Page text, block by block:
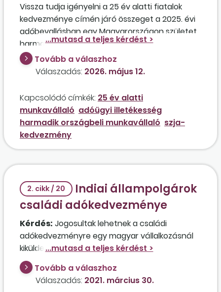
Vissza tudja igényelni a 25 év alatti fiatalok
kedvezménye címén járó összeget a 2025. évi
adóbevallásban egy Magyarországon született
harmadik országbeli állampolgár, aki rendelkezik
magyar adó- és tajszámmal? Az Szja-tv. 29/F.
§-ának (6) bekezdése szerint 2025. január 1-
és a Magyarországgal határos nem EGT-
államok állampolgárai érvényesíthetik, a
munkavállaló viszont azt az információt kapta
az adóhivatalnál, hogy az szja-kedvezmény
igénybevételénél nem az állampolgárság,
Tovább a válaszhoz
Válaszadás: 2026. május 12.
Kapcsolódó címkék: 25 év alatti
munkavállaló adóügyi illetékesség
harmadik országbeli munkavállaló szja-
kedvezmény
2. cikk / 20
Indiai állampolgárok
családi adókedvezménye
Kérdés: Jogosultak lehetnek a családi
adókedvezményre egy magyar vállalkozásnál
kiküldetésben dolgozó indiai állampolgárok
annak ellenére, hogy a gyermekükre nem
kapnak családi pótlékot? A munkavállalók
leadták a nyilatkozatot, de a munkáltató
Tovább a válaszhoz
Válaszadás: 2021. március 30.